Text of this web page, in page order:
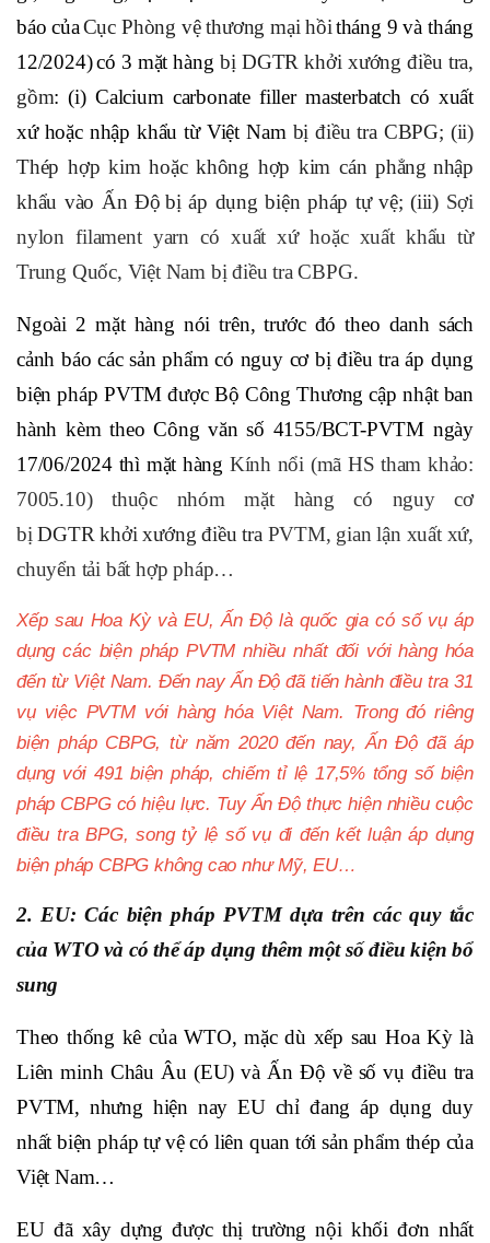
báo củaCục Phòng vệ thương mại hồitháng 9 và tháng
12/2024)có 3 mặt hàng bị DGTRkhởi xướngđiều tra,
gồm: (i) Calcium carbonate filler masterbatch có xuất
xứ hoặc nhập khẩu từ Việt Nambị điều tra CBPG; (ii)
Thép hợp kim hoặc không hợp kim cán phẳng nhập
khẩu vào Ấn Độ bị áp dụng biện pháp tự vệ; (iii) Sợi
nylon filament yarn có xuất xứ hoặc xuất khẩu từ
Trung Quốc, Việt Nam bị điều tra CBPG.
Ngoài 2 mặt hàng nói trên, trước đó theo danh sách
cảnh báo các sản phẩm có nguy cơ bị điều tra áp dụng
biện pháp PVTM được Bộ Công Thương cập nhật ban
hành kèm theo Công văn số 4155/BCT-PVTM ngày
17/06/2024 thì mặt hàng Kính nổi (mã HS tham khảo:
7005.10) thuộc nhóm mặt hàng có nguy cơ
bịDGTRkhởi xướngđiều tra PVTM, gian lận xuất xứ,
chuyển tải bất hợp pháp…
Xếp sau Hoa Kỳ và EU, Ấn Độ là quốc gia có số vụ áp
dụng các biện pháp PVTM nhiều nhất đối với hàng hóa
đến từ Việt Nam. Đến nay Ấn Độ đã tiến hành điều tra 31
vụ việc PVTM với hàng hóa Việt Nam. Trong đó riêng
biện pháp CBPG, từ năm 2020 đến nay, Ấn Độ đã áp
dụng với 491 biện pháp, chiếm tỉ lệ 17,5% tổng số biện
pháp CBPG có hiệu lực. Tuy Ấn Độ thực hiện nhiều cuộc
điều tra BPG, song tỷ lệ số vụ đi đến kết luận áp dụng
biện pháp CBPG không cao như Mỹ, EU…
2. EU:Các biện pháp PVTM dựa trên các quy tắc
của WTO và có thể áp dụng thêm một số điều kiện bổ
sung
Theo thống kê của WTO,mặc dù xếp sau Hoa Kỳ là
Liên minh Châu Âu (EU) và Ấn Độ về số vụ điều tra
PVTM, nhưng hiện nay EU chỉ đang áp dụng duy
nhất biện pháp tự vệ có liên quan tới sản phẩm thép của
Việt Nam…
EUđã xây dựng được thị trường nội khối đơn nhất